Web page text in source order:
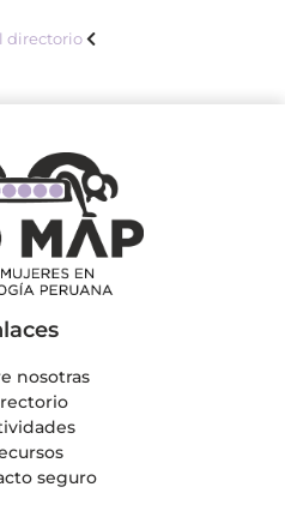
directorio
nosotras
seguro